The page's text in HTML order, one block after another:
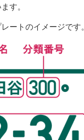
す。
ートのイメージです。